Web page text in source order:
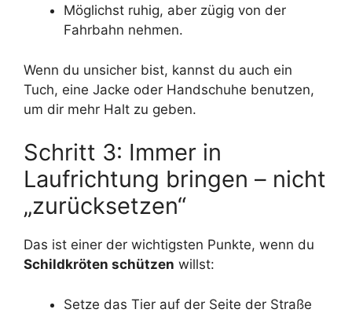
Möglichst ruhig, aber zügig von der
Fahrbahn nehmen.
Wenn du unsicher bist, kannst du auch ein
Tuch, eine Jacke oder Handschuhe benutzen,
um dir mehr Halt zu geben.
Schritt 3: Immer in
Laufrichtung bringen – nicht
„zurücksetzen“
Das ist einer der wichtigsten Punkte, wenn du
Schildkröten schützen willst:
Setze das Tier auf der Seite der Straße